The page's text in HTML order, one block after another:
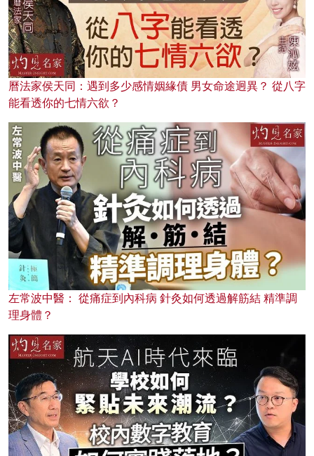
曆法家侯天同：遇到多少感情姻緣債 男女命途迥異？ 從八字
能看透你的七情六欲？
左常波中醫： 從痛症到內科病 針灸如何透過解筋結 精準調
理身體？